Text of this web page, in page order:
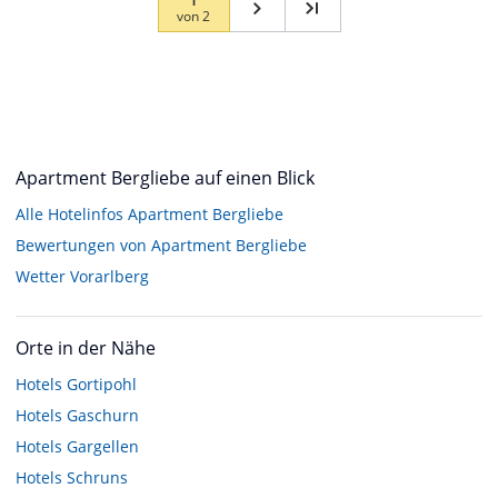
von2
Apartment Bergliebe auf einen Blick
Alle Hotelinfos Apartment Bergliebe
Bewertungen von Apartment Bergliebe
Wetter Vorarlberg
Orte in der Nähe
Hotels Gortipohl
Hotels Gaschurn
Hotels Gargellen
Hotels Schruns